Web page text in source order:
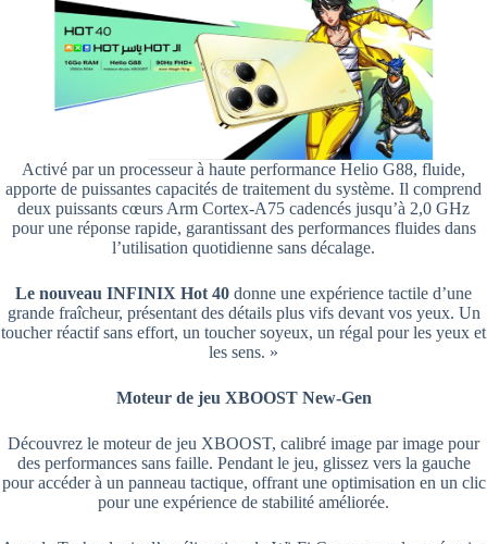
Activé par un processeur à haute performance Helio G88, fluide,
apporte de puissantes capacités de traitement du système. Il comprend
deux puissants cœurs Arm Cortex-A75 cadencés jusqu’à 2,0 GHz
pour une réponse rapide, garantissant des performances fluides dans
l’utilisation quotidienne sans décalage.
Le nouveau INFINIX Hot 40 donne une expérience tactile d’une
grande fraîcheur, présentant des détails plus vifs devant vos yeux. Un
toucher réactif sans effort, un toucher soyeux, un régal pour les yeux et
les sens. »
Moteur de jeu XBOOST New-Gen
Découvrez le moteur de jeu XBOOST, calibré image par image pour
des performances sans faille. Pendant le jeu, glissez vers la gauche
pour accéder à un panneau tactique, offrant une optimisation en un clic
pour une expérience de stabilité améliorée.